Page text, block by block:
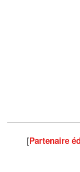
[Partenaire